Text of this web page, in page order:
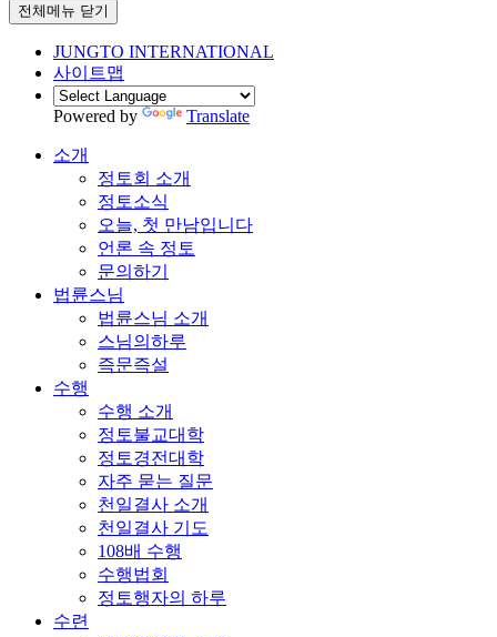
전체메뉴 닫기
JUNGTO INTERNATIONAL
사이트맵
Powered by Translate
소개
정토회 소개
정토소식
오늘, 첫 만남입니다
언론 속 정토
문의하기
법륜스님
법륜스님 소개
스님의하루
즉문즉설
수행
수행 소개
정토불교대학
정토경전대학
자주 묻는 질문
천일결사 소개
천일결사 기도
108배 수행
수행법회
정토행자의 하루
수련